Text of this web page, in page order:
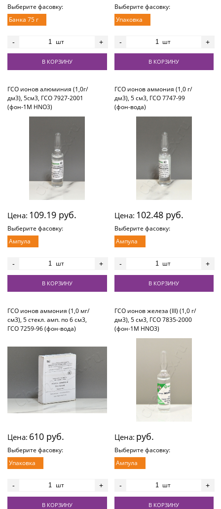
Выберите фасовку:
Банка 75 г
- шт +
В КОРЗИНУ
Выберите фасовку:
Упаковка
- шт +
В КОРЗИНУ
ГСО ионов алюминия (1,0г/
дм3), 5см3, ГСО 7927-2001
(фон-1М HNO3)
Цена: 109.19 руб.
Выберите фасовку:
Ампула
- шт +
В КОРЗИНУ
ГСО ионов аммония (1,0 г/
дм3), 5 см3, ГСО 7747-99
(фон-вода)
Цена: 102.48 руб.
Выберите фасовку:
Ампула
- шт +
В КОРЗИНУ
ГСО ионов аммония (1,0 мг/
см3), 5 стекл. амп. по 6 см3,
ГСО 7259-96 (фон-вода)
Цена: 610 руб.
Выберите фасовку:
Упаковка
- шт +
В КОРЗИНУ
ГСО ионов железа (III) (1,0 г/
дм3), 5 см3, ГСО 7835-2000
(фон-1М HNO3)
Цена: руб.
Выберите фасовку:
Ампула
- шт +
В КОРЗИНУ